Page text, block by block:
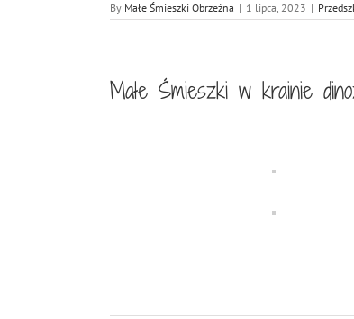
By Małe Śmieszki Obrzeżna | 1 lipca, 2023 |
Małe Śmieszki w krainie